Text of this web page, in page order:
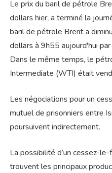
Le prix du baril de pétrole
dollars hier, a terminé la
baril de pétrole Brent a
dollars à 9h55 aujourd'hui
Dans le même temps, le
Intermediate (WTI) était
Les négociations pour un
mutuel de prisonniers entre
poursuivent indirectement.
La possibilité d’un cessez-
trouvent les principaux